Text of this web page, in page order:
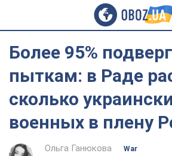
Более 95%
пыткам: в Раде
сколько
военных в плену
Ольга Ганюкова
War